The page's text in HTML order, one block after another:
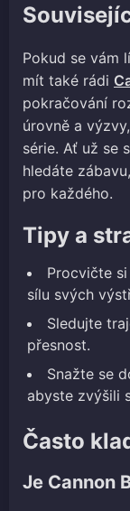
Pokud se vám
mít také rádi
pokračování
úrovně a
série. Ať už se
hledáte
pro každého.
Tipy a
Procvičte
sílu svých
Sledujte
přesnost.
Snažte se
abyste zvýšili
Často
Je Cannon